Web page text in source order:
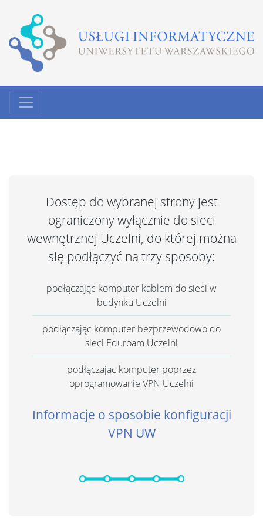
Dostęp do wybranej strony jest
ograniczony wyłącznie do sieci
wewnętrznej Uczelni, do której można
się podłączyć na trzy sposoby:
podłączając komputer kablem do sieci w
budynku Uczelni
podłączając komputer bezprzewodowo do
sieci Eduroam Uczelni
podłączając komputer poprzez
oprogramowanie VPN Uczelni
Informacje o sposobie konfiguracji
VPN UW